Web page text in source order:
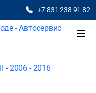
+7 831 238 91 82
II - 2006 - 2016